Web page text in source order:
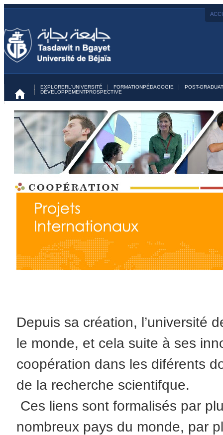
EXPLORERL'UNIVERSITÉ FORMATIONPÉDAGOGIE
POST-
DÉVELOPPEMENTPROSPECTIVE
Depuis sa création, l’université
le monde, et cela suite à ses
coopération dans les diférents
de la recherche scientifque.
Ces liens sont formalisés par
nombreux pays du monde, par